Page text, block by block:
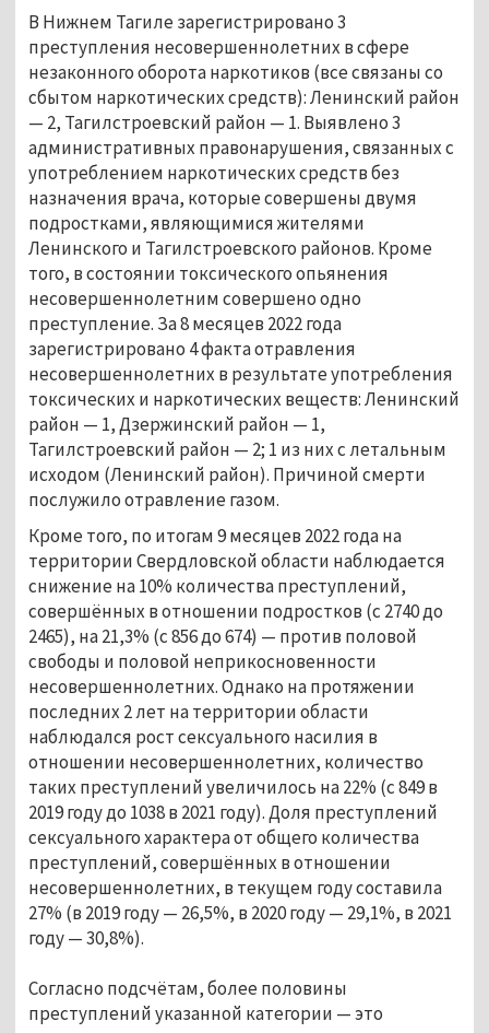
В Нижнем Тагиле зарегистрировано 3
преступления несовершеннолетних в сфере
незаконного оборота наркотиков (все связаны со
сбытом наркотических средств): Ленинский район
— 2, Тагилстроевский район — 1. Выявлено 3
административных правонарушения, связанных с
употреблением наркотических средств без
назначения врача, которые совершены двумя
подростками, являющимися жителями
Ленинского и Тагилстроевского районов. Кроме
того, в состоянии токсического опьянения
несовершеннолетним совершено одно
преступление. За 8 месяцев 2022 года
зарегистрировано 4 факта отравления
несовершеннолетних в результате употребления
токсических и наркотических веществ: Ленинский
район — 1, Дзержинский район — 1,
Тагилстроевский район — 2; 1 из них с летальным
исходом (Ленинский район). Причиной смерти
послужило отравление газом.
Кроме того, по итогам 9 месяцев 2022 года на
территории Свердловской области наблюдается
снижение на 10% количества преступлений,
совершённых в отношении подростков (с 2740 до
2465), на 21,3% (с 856 до 674) — против половой
свободы и половой неприкосновенности
несовершеннолетних. Однако на протяжении
последних 2 лет на территории области
наблюдался рост сексуального насилия в
отношении несовершеннолетних, количество
таких преступлений увеличилось на 22% (с 849 в
2019 году до 1038 в 2021 году). Доля преступлений
сексуального характера от общего количества
преступлений, совершённых в отношении
несовершеннолетних, в текущем году составила
27% (в 2019 году — 26,5%, в 2020 году — 29,1%, в 2021
году — 30,8%).
Согласно подсчётам, более половины
преступлений указанной категории — это